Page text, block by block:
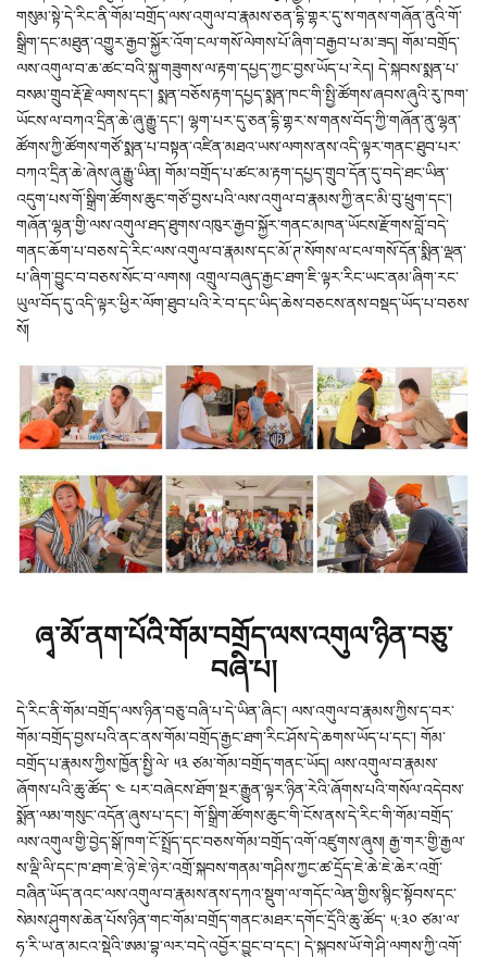
གསུམ་སྟེ་དེ་རིང་ནི་གོམ་བགྲོད་ལས་འགུལ་བ་རྣམས་ཅན་དྷི་གྷར་དུ་ས་གནས་གཞོན་ནུའི་གོ་
སྒྲིག་དང་མཐུན་འགྱུར་རྒྱབ་སྐྱོར་འོག་ངལ་གསོ་ལེགས་པོ་ཞིག་བརྒྱབ་པ་མ་ཟད། གོམ་བགྲོད་
ལས་འགུལ་བ་ཆ་ཚང་བའི་སྐུ་གཟུགས་ལ་རྟག་དཔྱད་ཀྱང་བྱས་ཡོད་པ་རེད། དེ་སྐབས་སྨན་པ་
བསམ་གྲུབ་རྡོ་རྗེ་ལགས་དང་། སྨན་བཅོས་རྟག་དཔྱད་སྨན་ཁང་གི་སྤྱི་ཚོགས་ཞབས་ཞུའི་རུ་ཁག་
ཡོངས་ལ་བཀའ་དྲིན་ཆེ་ཞུ་རྒྱུ་དང་། ལྷག་པར་དུ་ཅན་དྷི་གྷར་ས་གནས་བོད་ཀྱི་གཞོན་ནུ་ལྷན་
ཚོགས་ཀྱི་ཚོགས་གཙོ་སྨན་པ་བསྟན་འཛིན་མཐའ་ཡས་ལགས་ནས་འདི་ལྟར་གནང་ཐུབ་པར་
བཀའ་དྲིན་ཆེ་ཞེས་ཞུ་རྒྱུ་ཡིན། གོམ་བགྲོད་པ་ཚང་མ་རྟག་དཔྱད་གྲུབ་དོན་དུ་བདེ་ཐང་ཡིན་
འདུག་པས་གོ་སྒྲིག་ཚོགས་ཆུང་གཙོ་བྱས་པའི་ལས་འགུལ་བ་རྣམས་ཀྱི་ནང་མི་བུ་ཕྲུག་དང་།
གཞོན་ལྷན་གྱི་ལས་འགུལ་ཐད་ཐུགས་འཁུར་རྒྱབ་སྐྱོར་གནང་མཁན་ཡོངས་རྫོགས་བློ་བདེ་
གནང་ཆོག་པ་བཅས་དེ་རིང་ལས་འགུལ་བ་རྣམས་དང་མོ་ཊ་སོགས་ལ་ངལ་གསོ་དོན་སྨིན་ལྡན་
པ་ཞིག་བྱུང་བ་བཅས་སོང་བ་ལགས། འགྲུལ་བཞུད་རྒྱང་ཐག་ཇི་ལྟར་རིང་ཡང་ནམ་ཞིག་རང་
ཡུལ་བོད་དུ་འདི་ལྟར་ཕྱིར་ལོག་ཐུབ་པའི་རེ་བ་དང་ཡིད་ཆེས་བཅངས་ནས་བསྡད་ཡོད་པ་བཅས་
སོ།
ཞྭ་མོ་ནག་པོའི་གོམ་བགྲོད་ལས་འགུལ་ཉིན་བཅུ་
བཞི་པ།
དེ་རིང་ནི་གོམ་བགྲོད་ལས་ཉིན་བཅུ་བཞི་པ་དེ་ཡིན་ཞིང་། ལས་འགུལ་བ་རྣམས་ཀྱིས་ད་བར་
གོམ་བགྲོད་བྱས་པའི་ནང་ནས་གོམ་བགྲོད་རྒྱང་ཐག་རིང་ཤོས་དེ་ཆགས་ཡོད་པ་དང་། གོམ་
བགྲོད་པ་རྣམས་ཀྱིས་ཁྱོན་སྤྱི་ལེ་ ༥༣ ཙམ་གོམ་བགྲོད་གནང་ཡོད། ལས་འགུལ་བ་རྣམས་
ཞོགས་པའི་ཆུ་ཚོད་ ༤ པར་བཞེངས་ཐོག་སྔར་རྒྱུན་ལྟར་ཉིན་རེའི་ཞོགས་པའི་གསོལ་འདེབས་
སྨོན་ལམ་གསུང་འདོན་ཞུས་པ་དང་། གོ་སྒྲིག་ཚོགས་ཆུང་གི་ངོས་ནས་དེ་རིང་གི་གོམ་བགྲོད་
ལས་འགུལ་གྱི་བྱེད་སྒོ་ཁག་ངོ་སྤྲོད་དང་བཅས་གོམ་བགྲོད་འགོ་འཛུགས་ཞུས། རྒྱ་གར་གྱི་རྒྱལ་
ས་ལྡི་ལི་དང་ཁ་ཐག་ཇེ་ཉེ་ཇེ་ཉེར་འགྲོ་སྐབས་གནམ་གཤིས་ཀྱང་ཚ་དྲོད་ཇེ་ཆེ་ཇེ་ཆེར་འགྲོ་
བཞིན་ཡོད་ནའང་ལས་འགུལ་བ་རྣམས་ནས་དཀའ་སྡུག་ལ་གདོང་ལེན་གྱིས་སྙིང་སྟོབས་དང་
སེམས་ཤུགས་ཆེན་པོས་ཉིན་གང་གོམ་བགྲོད་གནང་མཐར་དགོང་དྲོའི་ཆུ་ཚོད་ ༥:༣༠ ཙམ་ལ་
ཧ་རི་ཡ་ན་མངའ་སྡེའི་ཨམ་བྷ་ལར་བདེ་འབྱོར་བྱུང་བ་དང་། དེ་སྐབས་ཡོ་གེ་ཤི་ལགས་ཀྱི་འགོ་